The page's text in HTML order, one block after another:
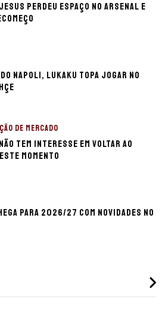
perdeu espaço no Arsenal e
do Napoli, Lukaku topa jogar no
DE MERCADO
tem interesse em voltar ao
momento
para 2026/27 com novidades no